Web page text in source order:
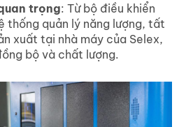
trọng: Từ bộ điều khiển
thống quản lý năng lượng, tất
xuất tại nhà máy của Selex,
bộ và chất lượng.